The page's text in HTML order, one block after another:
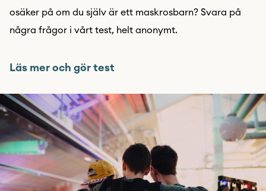
osäker på om du själv är ett maskrosbarn? Svara på
några frågor i vårt test, helt anonymt.
Läs mer och gör test